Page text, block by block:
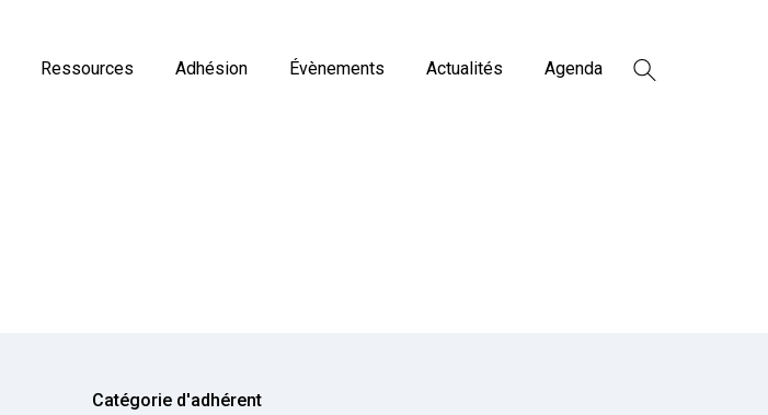
Ressources Adhésion Évènements Actualités Agenda
Catégorie d'adhérent